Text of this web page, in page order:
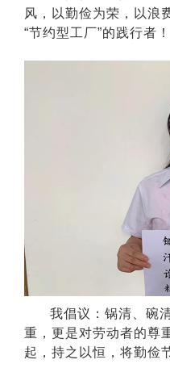
风，以勤俭为荣，以浪
“节约型工厂”的践行者！
我倡议：锅清、碗
重，更是对劳动者的尊
起，持之以恒，将勤俭